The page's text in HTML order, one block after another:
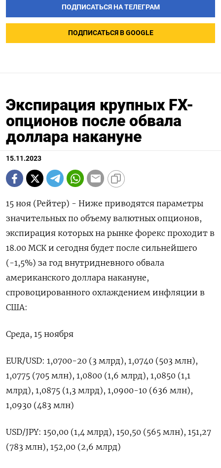
ПОДПИСАТЬСЯ НА ТЕЛЕГРАМ
ПОДПИСАТЬСЯ В GOOGLE
Экспирация крупных FX-
опционов после обвала
доллара накануне
15.11.2023
15 ноя (Рейтер) - Ниже приводятся параметры
значительных по объему валютных опционов,
экспирация которых на рынке форекс проходит в
18.00 МСК и сегодня будет после сильнейшего
(-1,5%) за год внутридневного обвала
американского доллара накануне,
спровоцированного охлаждением инфляции в
США:
Среда, 15 ноября
EUR/USD: 1,0700-20 (3 млрд), 1,0740 (503 млн),
1,0775 (705 млн), 1,0800 (1,6 млрд), 1,0850 (1,1
млрд), 1,0875 (1,3 млрд), 1,0900-10 (636 млн),
1,0930 (483 млн)
USD/JPY: 150,00 (1,4 млрд), 150,50 (565 млн), 151,27
(783 млн), 152,00 (2,6 млрд)